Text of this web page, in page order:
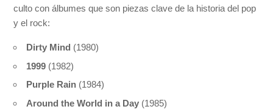
culto con álbumes que son piezas clave de la historia del pop
y el rock:
Dirty Mind (1980)
1999 (1982)
Purple Rain (1984)
Around the World in a Day (1985)